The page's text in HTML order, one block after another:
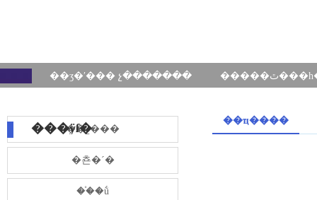
��ʒ�ʹ��� չ�������
���ÿſ���˾���
�쵼�´�
��֯�ṹ
��ҵ����